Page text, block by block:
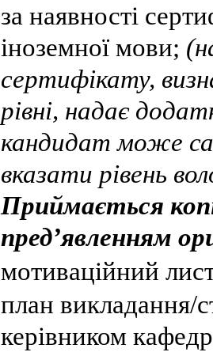
за наявності
іноземної мови;
сертифікату,
рівні, надає
кандидат може
вказати рівень
Приймається
пред’явленням
мотиваційний
план викладання/
керівником